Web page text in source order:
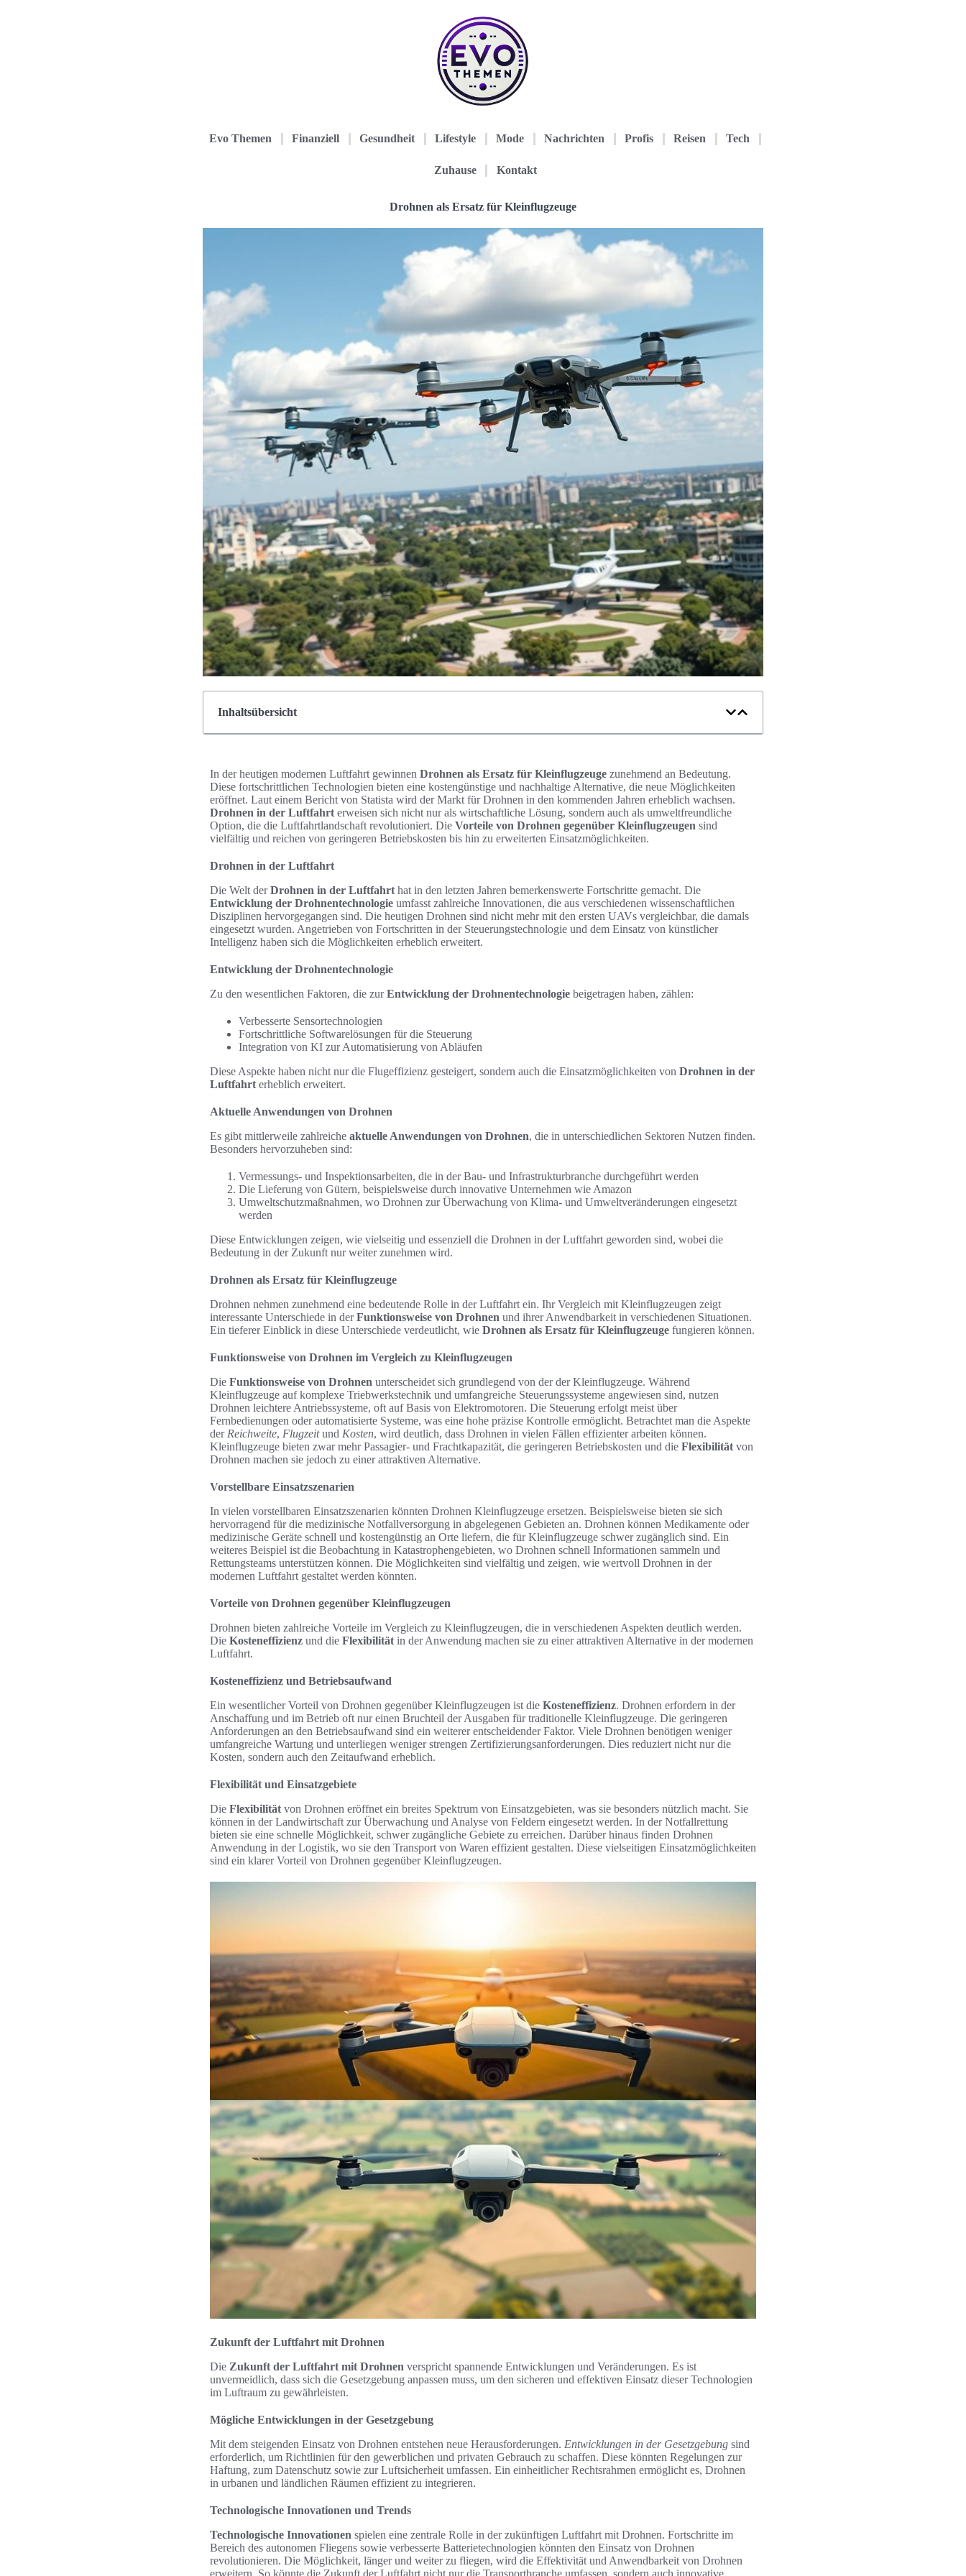
Evo Themen Finanziell Gesundheit Lifestyle Mode Nachrichten Profis Reisen Tech
Zuhause Kontakt
Drohnen als Ersatz für Kleinflugzeuge
Inhaltsübersicht
In der heutigen modernen Luftfahrt gewinnen Drohnen als Ersatz für Kleinflugzeuge zunehmend an Bedeutung.
Diese fortschrittlichen Technologien bieten eine kostengünstige und nachhaltige Alternative, die neue Möglichkeiten
eröffnet. Laut einem Bericht von Statista wird der Markt für Drohnen in den kommenden Jahren erheblich wachsen.
Drohnen in der Luftfahrt erweisen sich nicht nur als wirtschaftliche Lösung, sondern auch als umweltfreundliche
Option, die die Luftfahrtlandschaft revolutioniert. Die Vorteile von Drohnen gegenüber Kleinflugzeugen sind
vielfältig und reichen von geringeren Betriebskosten bis hin zu erweiterten Einsatzmöglichkeiten.
Drohnen in der Luftfahrt
Die Welt derDrohnen in der Luftfahrt hat in den letzten Jahren bemerkenswerte Fortschritte gemacht. Die
Entwicklung der Drohnentechnologie umfasst zahlreiche Innovationen, die aus verschiedenen wissenschaftlichen
Disziplinen hervorgegangen sind. Die heutigen Drohnen sind nicht mehr mit den ersten UAVs vergleichbar, die damals
eingesetzt wurden. Angetrieben von Fortschritten in der Steuerungstechnologie und dem Einsatz von künstlicher
Intelligenz haben sich die Möglichkeiten erheblich erweitert.
Entwicklung der Drohnentechnologie
Zu den wesentlichen Faktoren, die zurEntwicklung der Drohnentechnologie beigetragen haben, zählen:
Verbesserte Sensortechnologien
Fortschrittliche Softwarelösungen für die Steuerung
Integration von KI zur Automatisierung von Abläufen
Diese Aspekte haben nicht nur die Flugeffizienz gesteigert, sondern auch die Einsatzmöglichkeiten von Drohnen in der
Luftfahrt erheblich erweitert.
Aktuelle Anwendungen von Drohnen
Es gibt mittlerweile zahlreiche aktuelle Anwendungen von Drohnen, die in unterschiedlichen Sektoren Nutzen finden.
Besonders hervorzuheben sind:
Vermessungs- und Inspektionsarbeiten, die in der Bau- und Infrastrukturbranche durchgeführt werden
Die Lieferung von Gütern, beispielsweise durch innovative Unternehmen wie Amazon
Umweltschutzmaßnahmen, wo Drohnen zur Überwachung von Klima- und Umweltveränderungen eingesetzt
werden
Diese Entwicklungen zeigen, wie vielseitig und essenziell die Drohnen in der Luftfahrt geworden sind, wobei die
Bedeutung in der Zukunft nur weiter zunehmen wird.
Drohnen als Ersatz für Kleinflugzeuge
Drohnen nehmen zunehmend eine bedeutende Rolle in der Luftfahrt ein. Ihr Vergleich mit Kleinflugzeugen zeigt
interessante Unterschiede in derFunktionsweise von Drohnen und ihrer Anwendbarkeit in verschiedenen Situationen.
Ein tieferer Einblick in diese Unterschiede verdeutlicht, wie Drohnen als Ersatz für Kleinflugzeuge fungieren können.
Funktionsweise von Drohnen im Vergleich zu Kleinflugzeugen
Die Funktionsweise von Drohnen unterscheidet sich grundlegend von der der Kleinflugzeuge. Während
Kleinflugzeuge auf komplexe Triebwerkstechnik und umfangreiche Steuerungssysteme angewiesen sind, nutzen
Drohnen leichtere Antriebssysteme, oft auf Basis von Elektromotoren. Die Steuerung erfolgt meist über
Fernbedienungen oder automatisierte Systeme, was eine hohe präzise Kontrolle ermöglicht. Betrachtet man die Aspekte
der Reichweite, Flugzeitund Kosten, wird deutlich, dass Drohnen in vielen Fällen effizienter arbeiten können.
Kleinflugzeuge bieten zwar mehr Passagier- und Frachtkapazität, die geringeren Betriebskosten und die Flexibilität von
Drohnen machen sie jedoch zu einer attraktiven Alternative.
Vorstellbare Einsatzszenarien
In vielen vorstellbaren Einsatzszenarien könnten Drohnen Kleinflugzeuge ersetzen. Beispielsweise bieten sie sich
hervorragend für die medizinische Notfallversorgung in abgelegenen Gebieten an. Drohnen können Medikamente oder
medizinische Geräte schnell und kostengünstig an Orte liefern, die für Kleinflugzeuge schwer zugänglich sind. Ein
weiteres Beispiel ist die Beobachtung in Katastrophengebieten, wo Drohnen schnell Informationen sammeln und
Rettungsteams unterstützen können. Die Möglichkeiten sind vielfältig und zeigen, wie wertvoll Drohnen in der
modernen Luftfahrt gestaltet werden könnten.
Vorteile von Drohnen gegenüber Kleinflugzeugen
Drohnen bieten zahlreiche Vorteile im Vergleich zu Kleinflugzeugen, die in verschiedenen Aspekten deutlich werden.
Die Kosteneffizienz und die Flexibilität in der Anwendung machen sie zu einer attraktiven Alternative in der modernen
Luftfahrt.
Kosteneffizienz und Betriebsaufwand
Ein wesentlicher Vorteil von Drohnen gegenüber Kleinflugzeugen ist die Kosteneffizienz. Drohnen erfordern in der
Anschaffung und im Betrieb oft nur einen Bruchteil der Ausgaben für traditionelle Kleinflugzeuge. Die geringeren
Anforderungen an den Betriebsaufwand sind ein weiterer entscheidender Faktor. Viele Drohnen benötigen weniger
umfangreiche Wartung und unterliegen weniger strengen Zertifizierungsanforderungen. Dies reduziert nicht nur die
Kosten, sondern auch den Zeitaufwand erheblich.
Flexibilität und Einsatzgebiete
Die Flexibilität von Drohnen eröffnet ein breites Spektrum von Einsatzgebieten, was sie besonders nützlich macht. Sie
können in der Landwirtschaft zur Überwachung und Analyse von Feldern eingesetzt werden. In der Notfallrettung
bieten sie eine schnelle Möglichkeit, schwer zugängliche Gebiete zu erreichen. Darüber hinaus finden Drohnen
Anwendung in der Logistik, wo sie den Transport von Waren effizient gestalten. Diese vielseitigen Einsatzmöglichkeiten
sind ein klarer Vorteil von Drohnen gegenüber Kleinflugzeugen.
Zukunft der Luftfahrt mit Drohnen
Die Zukunft der Luftfahrt mit Drohnen verspricht spannende Entwicklungen und Veränderungen. Es ist
unvermeidlich, dass sich die Gesetzgebung anpassen muss, um den sicheren und effektiven Einsatz dieser Technologien
im Luftraum zu gewährleisten.
Mögliche Entwicklungen in der Gesetzgebung
Mit dem steigenden Einsatz von Drohnen entstehen neue Herausforderungen. Entwicklungen in der Gesetzgebung sind
erforderlich, um Richtlinien für den gewerblichen und privaten Gebrauch zu schaffen. Diese könnten Regelungen zur
Haftung, zum Datenschutz sowie zur Luftsicherheit umfassen. Ein einheitlicher Rechtsrahmen ermöglicht es, Drohnen
in urbanen und ländlichen Räumen effizient zu integrieren.
Technologische Innovationen und Trends
Technologische Innovationen spielen eine zentrale Rolle in der zukünftigen Luftfahrt mit Drohnen. Fortschritte im
Bereich des autonomen Fliegens sowie verbesserte Batterietechnologien könnten den Einsatz von Drohnen
revolutionieren. Die Möglichkeit, länger und weiter zu fliegen, wird die Effektivität und Anwendbarkeit von Drohnen
erweitern. So könnte die Zukunft der Luftfahrt nicht nur die Transportbranche umfassen, sondern auch innovative